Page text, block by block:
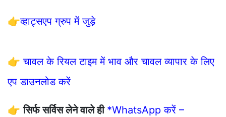
👉व्हाट्सएप ग्रुप में जुड़े
👉चावल के रियल टाइम में भाव और चावल व्यापार के लिए
एप डाउनलोड करें
👉सिर्फ सर्विस लेने वाले ही *WhatsApp करें –